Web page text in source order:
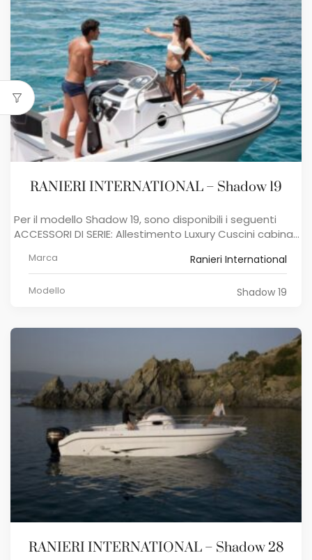
RANIERI INTERNATIONAL – Shadow 19
Per il modello Shadow 19, sono disponibili i seguenti ​
ACCESSORI DI SERIE: Allestimento Luxury Cuscini cabina...
Marca Ranieri International
Modello Shadow 19
RANIERI INTERNATIONAL – Shadow 28